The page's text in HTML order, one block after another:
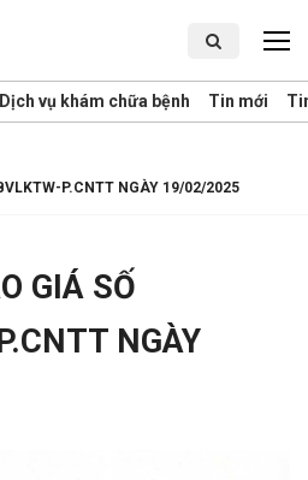
Dịch vụ khám chữa bệnh Tin mới
P.CNTT NGÀY 19/02/2025
GIÁ SỐ
NGÀY